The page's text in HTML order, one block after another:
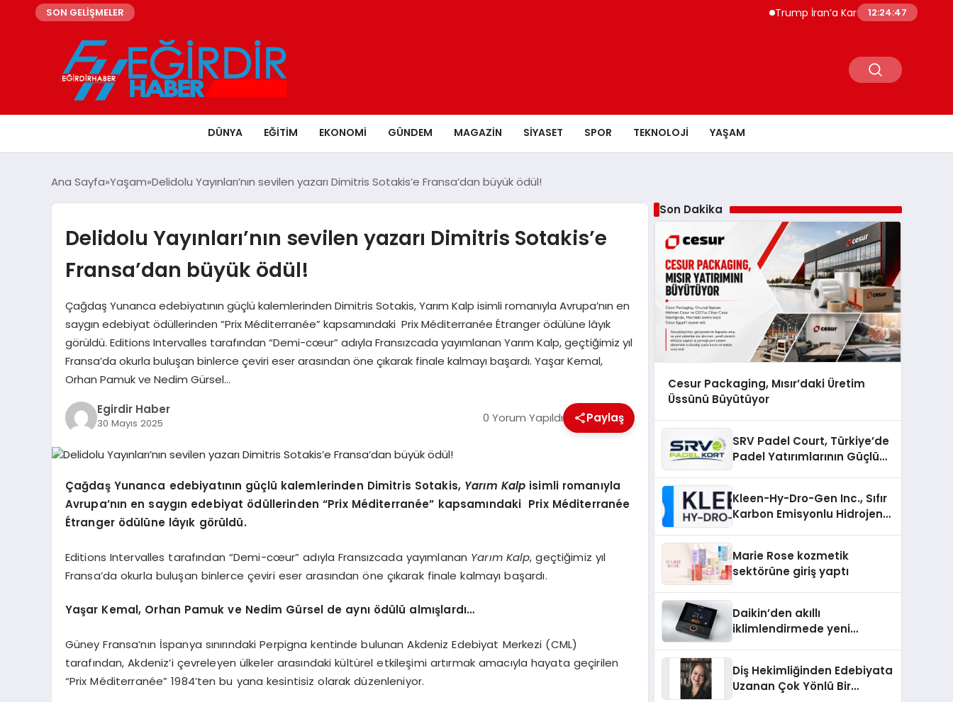
SON GELİŞMELER Trump İran’a Karşı Güçlü Konumdayız
12:24:48
DÜNYA EĞITIM EKONOMI GÜNDEM MAGAZIN SIYASET SPOR TEKNOLOJI YAŞAM
Ana Sayfa Yaşam Delidolu Yayınları’nın sevilen yazarı Dimitris Sotakis’e Fransa’dan büyük ödül!
Delidolu Yayınları’nın sevilen yazarı Dimitris Sotakis’e
Fransa’dan büyük ödül!
Çağdaş Yunanca edebiyatının güçlü kalemlerinden Dimitris Sotakis, Yarım Kalp isimli romanıyla Avrupa’nın en
saygın edebiyat ödüllerinden “Prix Méditerranée” kapsamındaki Prix Méditerranée Étranger ödülüne lâyık
görüldü. Editions Intervalles tarafından “Demi-cœur” adıyla Fransızcada yayımlanan Yarım Kalp, geçtiğimiz yıl
Fransa’da okurla buluşan binlerce çeviri eser arasından öne çıkarak finale kalmayı başardı. Yaşar Kemal,
Orhan Pamuk ve Nedim Gürsel…
Egirdir Haber
30 Mayıs 2025 0 Yorum Yapıldı Paylaş
Çağdaş Yunanca edebiyatının güçlü kalemlerinden Dimitris Sotakis, Yarım Kalp isimli romanıyla
Avrupa’nın en saygın edebiyat ödüllerinden “Prix Méditerranée” kapsamındaki Prix Méditerranée
Étranger ödülüne lâyık görüldü.
Editions Intervalles tarafından “Demi-cœur” adıyla Fransızcada yayımlanan Yarım Kalp, geçtiğimiz yıl
Fransa’da okurla buluşan binlerce çeviri eser arasından öne çıkarak finale kalmayı başardı.
Yaşar Kemal, Orhan Pamuk ve Nedim Gürsel de aynı ödülü almışlardı…
Güney Fransa’nın İspanya sınırındaki Perpigna kentinde bulunan Akdeniz Edebiyat Merkezi (CML)
tarafından, Akdeniz’i çevreleyen ülkeler arasındaki kültürel etkileşimi artırmak amacıyla hayata geçirilen
“Prix Méditerranée” 1984’ten bu yana kesintisiz olarak düzenleniyor.
Son Dakika
Cesur Packaging, Mısır’daki Üretim
Üssünü Büyütüyor
SRV Padel Court, Türkiye’de
Padel Yatırımlarının Güçlü
Kleen-Hy-Dro-Gen Inc., Sıfır
Karbon Emisyonlu Hidrojen
Aldı
Marie Rose kozmetik
sektörüne giriş yaptı
Daikin’den akıllı
iklimlendirmede yeni
Diş Hekimliğinden Edebiyata
Uzanan Çok Yönlü Bir